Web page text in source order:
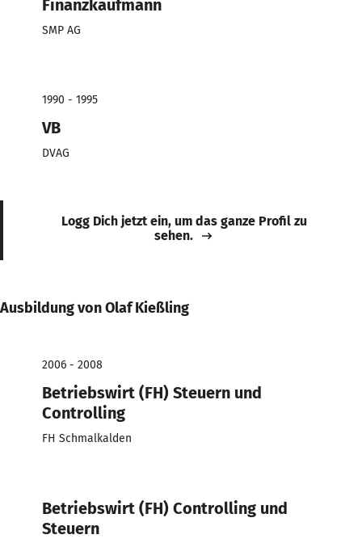
Finanzkaufmann
SMP AG
1990 - 1995
VB
DVAG
Logg Dich jetzt ein, um das ganze Profil zu
sehen.
Ausbildung von Olaf Kießling
2006 - 2008
Betriebswirt (FH) Steuern und
Controlling
FH Schmalkalden
Betriebswirt (FH) Controlling und
Steuern